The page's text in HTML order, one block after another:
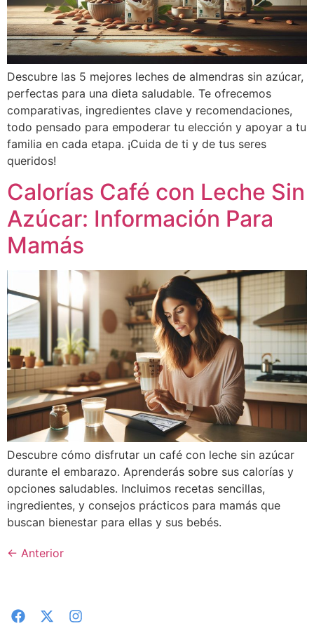
Descubre las 5 mejores leches de almendras sin azúcar,
perfectas para una dieta saludable. Te ofrecemos
comparativas, ingredientes clave y recomendaciones,
todo pensado para empoderar tu elección y apoyar a tu
familia en cada etapa. ¡Cuida de ti y de tus seres
queridos!
Calorías Café con Leche Sin
Azúcar: Información Para
Mamás
Descubre cómo disfrutar un café con leche sin azúcar
durante el embarazo. Aprenderás sobre sus calorías y
opciones saludables. Incluimos recetas sencillas,
ingredientes, y consejos prácticos para mamás que
buscan bienestar para ellas y sus bebés.
← Anterior